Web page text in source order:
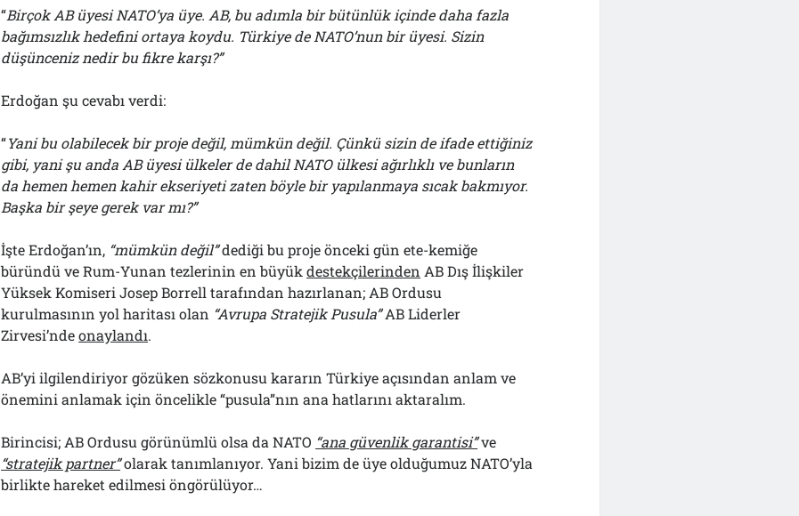
“Birçok AB üyesi NATO’ya üye. AB, bu adımla bir bütünlük içinde daha fazla
bağımsızlık hedefini ortaya koydu. Türkiye de NATO’nun bir üyesi. Sizin
düşünceniz nedir bu fikre karşı?”
Erdoğan şu cevabı verdi:
“Yani bu olabilecek bir proje değil, mümkün değil. Çünkü sizin de ifade ettiğiniz
gibi, yani şu anda AB üyesi ülkeler de dahil NATO ülkesi ağırlıklı ve bunların
da hemen hemen kahir ekseriyeti zaten böyle bir yapılanmaya sıcak bakmıyor.
Başka bir şeye gerek var mı?”
İşte Erdoğan’ın, “mümkün değil”dediği bu proje önceki gün ete-kemiğe
büründü ve Rum-Yunan tezlerinin en büyükdestekçilerinden AB Dış İlişkiler
Yüksek Komiseri Josep Borrell tarafından hazırlanan; AB Ordusu
kurulmasının yol haritası olan “Avrupa Stratejik Pusula”AB Liderler
Zirvesi’ndeonaylandı.
AB’yi ilgilendiriyor gözüken sözkonusu kararın Türkiye açısından anlam ve
önemini anlamak için öncelikle “pusula”nın ana hatlarını aktaralım.
Birincisi; AB Ordusu görünümlü olsa da NATO “ana güvenlik garantisi”ve
“stratejik partner”olarak tanımlanıyor. Yani bizim de üye olduğumuz NATO’yla
birlikte hareket edilmesi öngörülüyor…